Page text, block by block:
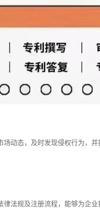
动态，及时发现侵权行为，并
法规及注册流程，能够为企